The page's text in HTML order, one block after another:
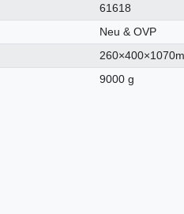
61618
Neu & OVP
9000 g